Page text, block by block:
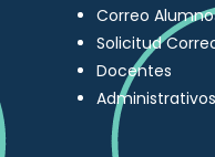
Correo
Solicitud
Docentes
Administrativos